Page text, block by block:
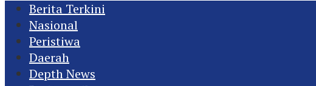
Berita Terkini
Nasional
Peristiwa
Daerah
Depth News